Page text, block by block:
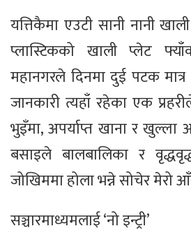
यत्तिकैमा एउटी सानी नानी
प्लास्टिकको खाली प्लेट
महानगरले दिनमा दुई पटक
जानकारी त्यहाँ रहेका एक
भुइँमा, अपर्याप्त खाना र
बसाइले बालबालिका र
जोखिममा होला भन्ने सोचेर मेरो
सञ्चारमाध्यमलाई ‘नो इन्ट्री’